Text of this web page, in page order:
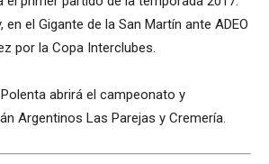
en el Gigante de la San Martín ante ADEO
por la Copa Interclubes.
abrirá el campeonato y
Argentinos Las Parejas y Cremería.